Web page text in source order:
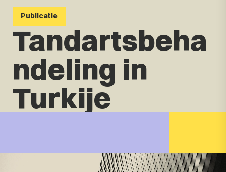
Publicatie
Tandartsbeha
ndeling in
Turkije